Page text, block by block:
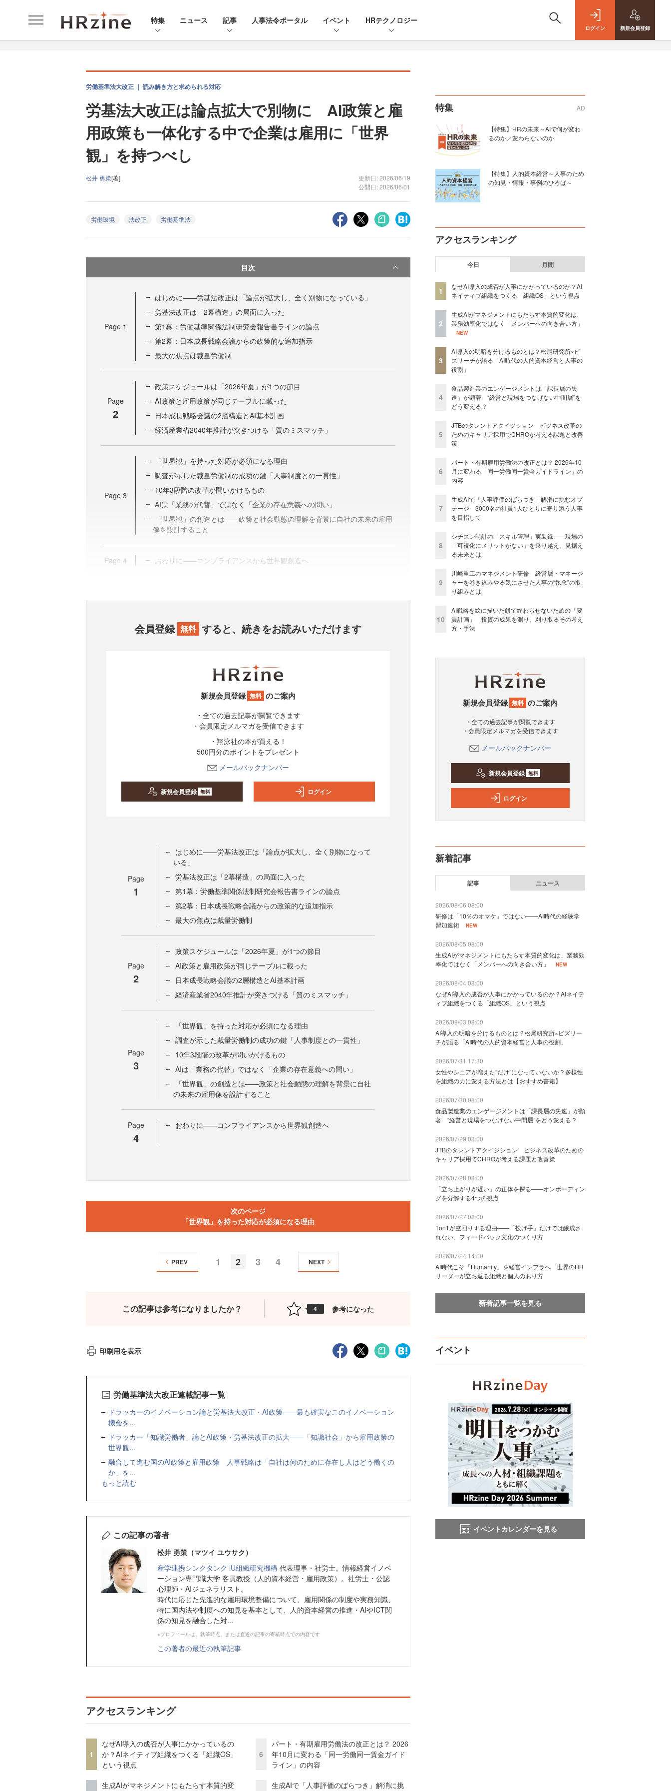
特集 ニュース 記事 人事法令ポータル イベント HRテクノロジー
ログイン 新規会員登録
労働基準法大改正 ｜ 読み解き方と求められる対応
労基法大改正は論点拡大で別物に AI政策と雇
用政策も一体化する中で企業は雇用に「世界
観」を持つべし
松井 勇策[著]
更新日: 2026/06/19
公開日: 2026/06/01
労働環境 法改正 労働基準法
目次
Page 1
はじめに——労基法改正は「論点が拡大し、全く別物になっている」
労基法改正は「2幕構造」の局面に入った
第1幕：労働基準関係法制研究会報告書ラインの論点
第2幕：日本成長戦略会議からの政策的な追加指示
最大の焦点は裁量労働制
Page
2
政策スケジュールは「2026年夏」が1つの節目
AI政策と雇用政策が同じテーブルに載った
日本成長戦略会議の2層構造とAI基本計画
経済産業省2040年推計が突きつける「質のミスマッチ」
Page 3
「世界観」を持った対応が必須になる理由
調査が示した裁量労働制の成功の鍵「人事制度との一貫性」
10年3段階の改革が問いかけるもの
AIは「業務の代替」ではなく「企業の存在意義への問い」
「世界観」の創造とは——政策と社会動態の理解を背景に自社の未来の雇用
像を設計すること
Page 4 おわりに——コンプライアンスから世界観創造へ
会員登録 無料 すると、続きをお読みいただけます
新規会員登録 無料 のご案内
・全ての過去記事が閲覧できます
・会員限定メルマガを受信できます
・翔泳社の本が買える！
500円分のポイントをプレゼント
メールバックナンバー
新規会員登録 無料 ログイン
Page
1
はじめに——労基法改正は「論点が拡大し、全く別物になって
いる」
労基法改正は「2幕構造」の局面に入った
第1幕：労働基準関係法制研究会報告書ラインの論点
第2幕：日本成長戦略会議からの政策的な追加指示
最大の焦点は裁量労働制
Page
2
政策スケジュールは「2026年夏」が1つの節目
AI政策と雇用政策が同じテーブルに載った
日本成長戦略会議の2層構造とAI基本計画
経済産業省2040年推計が突きつける「質のミスマッチ」
Page
3
「世界観」を持った対応が必須になる理由
調査が示した裁量労働制の成功の鍵「人事制度との一貫性」
10年3段階の改革が問いかけるもの
AIは「業務の代替」ではなく「企業の存在意義への問い」
「世界観」の創造とは——政策と社会動態の理解を背景に自社
の未来の雇用像を設計すること
Page
4
おわりに——コンプライアンスから世界観創造へ
次のページ
「世界観」を持った対応が必須になる理由
1 2 3 4
PREV NEXT
この記事は参考になりましたか？ 4 参考になった
印刷用を表示
労働基準法大改正連載記事一覧
ドラッカーのイノベーション論と労基法大改正・AI政策——最も確実なこのイノベーション
機会を...
ドラッカー「知識労働者」論とAI政策・労基法改正の拡大——「知識社会」から雇用政策の
世界観...
融合して進む国のAI政策と雇用政策 人事戦略は「自社は何のために存在し人はどう働くの
か」を...
もっと読む
この記事の著者
松井 勇策（マツイ ユウサク）
産学連携シンクタンク iU組織研究機構 代表理事・社労士。情報経営イノベ
ーション専門職大学 客員教授（人的資本経営・雇用政策）。社労士・公認
心理師・AIジェネラリスト。
時代に応じた先進的な雇用環境整備について、雇用関係の制度や実務知識、
特に国内法や制度への知見を基本として、人的資本経営の推進・AIやICT関
係の知見を融合した対...
※プロフィールは、執筆時点、または直近の記事の寄稿時点での内容です
この著者の最近の執筆記事
アクセスランキング
1
なぜAI導入の成否が人事にかかっているの
か？AIネイティブ組織をつくる「組織OS」
という視点
生成AIがマネジメントにもたらす本質的変
6
パート・有期雇用労働法の改正とは？ 2026
年10月に変わる「同一労働同一賃金ガイド
ライン」の内容
生成AIで「人事評価のばらつき」解消に挑
特集 AD
【特集】HRの未来～AIで何が変わ
るのか／変わらないのか
【特集】人的資本経営～人事のため
の知見・情報・事例のひろば～
アクセスランキング
今日 月間
1
なぜAI導入の成否が人事にかかっているのか？AI
ネイティブ組織をつくる「組織OS」という視点
2
生成AIがマネジメントにもたらす本質的変化は、
業務効率化ではなく「メンバーへの向き合い方」
NEW
3
AI導入の明暗を分けるものとは？松尾研究所×ビ
ズリーチが語る「AI時代の人的資本経営と人事の
役割」
4
食品製造業のエンゲージメントは「課長層の失
速」が顕著 “経営と現場をつなげない中間層”を
どう変える？
5
JTBのタレントアクイジション ビジネス改革の
ためのキャリア採用でCHROが考える課題と改善
策
6
パート・有期雇用労働法の改正とは？ 2026年10
月に変わる「同一労働同一賃金ガイドライン」の
内容
7
生成AIで「人事評価のばらつき」解消に挑むオプ
テージ 3000名の社員1人ひとりに寄り添う人事
を目指して
8
シチズン時計の「スキル管理」実装録——現場の
「可視化にメリットがない」を乗り越え、見据え
る未来とは
9
川崎重工のマネジメント研修 経営層・マネージ
ャーを巻き込みやる気にさせた人事の“執念”の取
り組みとは
10
AI戦略を絵に描いた餅で終わらせないための「要
員計画」 投資の成果を測り、刈り取るその考え
方・手法
新規会員登録 無料 のご案内
・全ての過去記事が閲覧できます
・会員限定メルマガを受信できます
メールバックナンバー
新規会員登録 無料
ログイン
新着記事
記事 ニュース
2026/08/06 08:00
研修は「10％のオマケ」ではない——AI時代の経験学
習加速術
NEW
2026/08/05 08:00
生成AIがマネジメントにもたらす本質的変化は、業務効
率化ではなく「メンバーへの向き合い方」
NEW
2026/08/04 08:00
なぜAI導入の成否が人事にかかっているのか？AIネイテ
ィブ組織をつくる「組織OS」という視点
2026/08/03 08:00
AI導入の明暗を分けるものとは？松尾研究所×ビズリー
チが語る「AI時代の人的資本経営と人事の役割」
2026/07/31 17:30
女性やシニアが増えた“だけ”になっていないか？多様性
を組織の力に変える方法とは【おすすめ書籍】
2026/07/30 08:00
食品製造業のエンゲージメントは「課長層の失速」が顕
著 “経営と現場をつなげない中間層”をどう変える？
2026/07/29 08:00
JTBのタレントアクイジション ビジネス改革のための
キャリア採用でCHROが考える課題と改善策
2026/07/28 08:00
「立ち上がりが遅い」の正体を探る——オンボーディン
グを分解する4つの視点
2026/07/27 08:00
1on1が空回りする理由——「投げ手」だけでは醸成さ
れない、フィードバック文化のつくり方
2026/07/24 14:00
AI時代こそ「Humanity」を経営インフラへ 世界のHR
リーダーが立ち返る組織と個人のあり方
新着記事一覧を見る
イベント
イベントカレンダーを見る